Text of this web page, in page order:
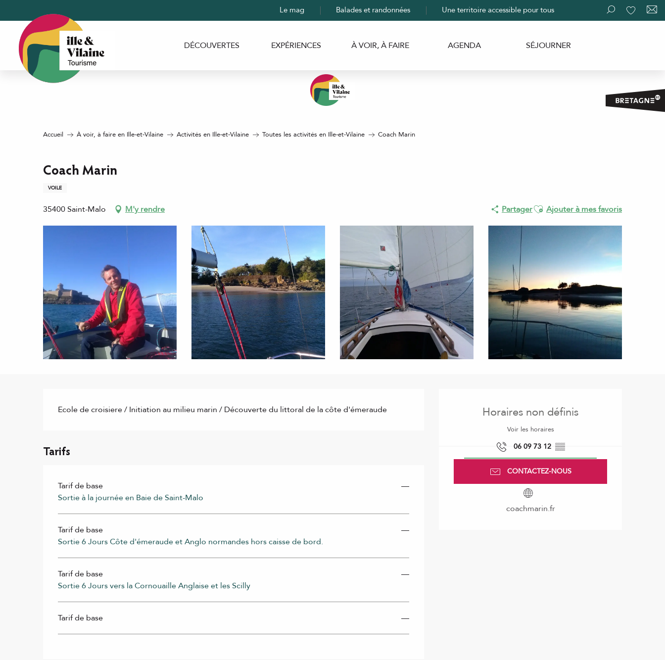
contenu
principal
Recherche
Le mag Balades et randonnées Une territoire accessible pour tous
DÉCOUVERTES EXPÉRIENCES À VOIR, À FAIRE AGENDA SÉJOURNER
Accueil À voir, à faire en Ille-et-Vilaine Activités en Ille-et-Vilaine Toutes les activités en Ille-et-Vilaine Coach Marin
Coach Marin
VOILE
35400 Saint-Malo M'y rendre PartagerAjouter aux favoris
Ajouter à mes favoris
Horaires non définis
Voir les horaires
06 09 73 12 ▒▒
CONTACTEZ-NOUS
coachmarin.fr
Ecole de croisiere / Initiation au milieu marin / Découverte du littoral de la côte d'émeraude
Tarifs
Tarif de base
Sortie à la journée en Baie de Saint-Malo
—
Tarif de base
Sortie 6 Jours Côte d'émeraude et Anglo normandes hors caisse de bord.
—
Tarif de base
Sortie 6 Jours vers la Cornouaille Anglaise et les Scilly
—
Tarif de base —